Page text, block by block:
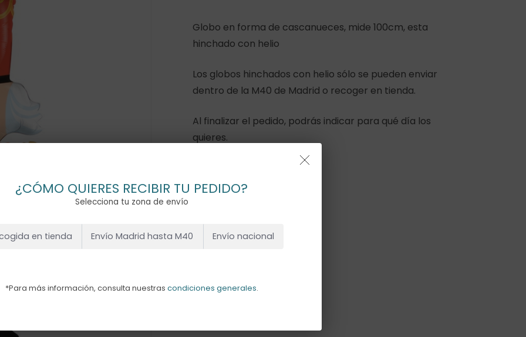
Globo en forma de cascanueces, mide 100cm, esta
hinchado con helio
Los globos hinchados con helio sólo se pueden enviar
dentro de la M40 de Madrid o recoger en tienda.
Al finalizar el pedido, podrás indicar para qué día los
quieres.
¿CÓMO QUIERES RECIBIR TU PEDIDO?
Selecciona tu zona de envío
en tienda Envío Madrid hasta M40 Envío nacional
*Para más información, consulta nuestras condiciones generales.